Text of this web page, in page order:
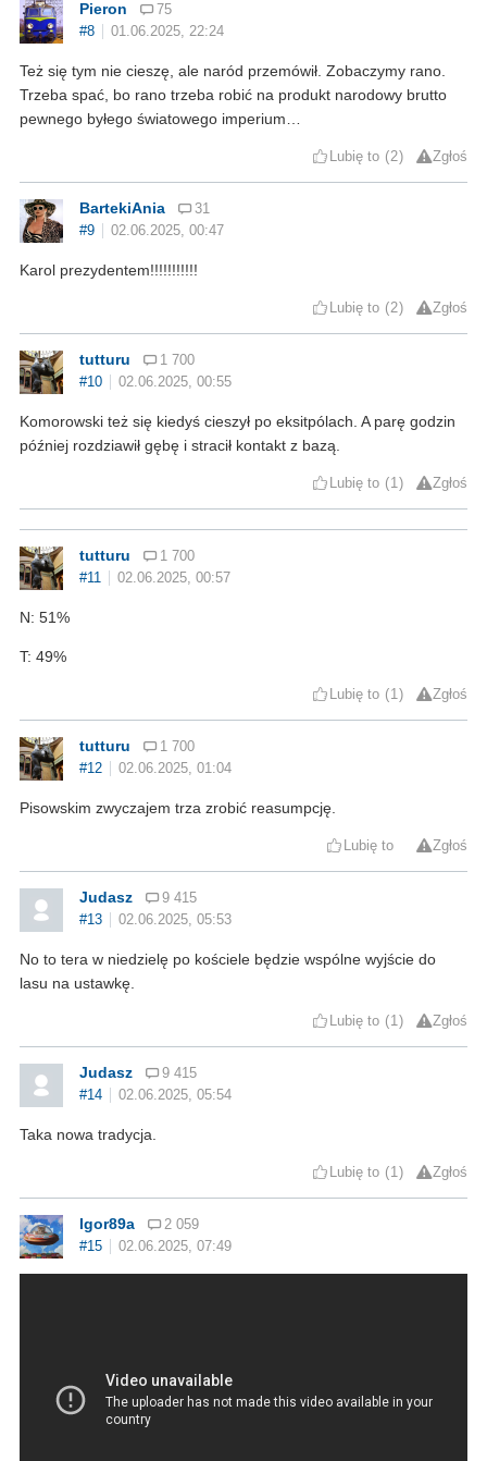
Pieron
75
#8
01.06.2025, 22:24
Też się tym nie cieszę, ale naród przemówił. Zobaczymy rano.
Trzeba spać, bo rano trzeba robić na produkt narodowy brutto
pewnego byłego światowego imperium…
Lubię to 2 Zgłoś
BartekiAnia
31
#9
02.06.2025, 00:47
Karol prezydentem!!!!!!!!!!!
Lubię to 2 Zgłoś
tutturu
1 700
#10
02.06.2025, 00:55
Komorowski też się kiedyś cieszył po eksitpólach. A parę godzin
później rozdziawił gębę i stracił kontakt z bazą.
Lubię to 1 Zgłoś
tutturu
1 700
#11
02.06.2025, 00:57
N: 51%
T: 49%
Lubię to 1 Zgłoś
tutturu
1 700
#12
02.06.2025, 01:04
Pisowskim zwyczajem trza zrobić reasumpcję.
Lubię to Zgłoś
Judasz
9 415
#13
02.06.2025, 05:53
No to tera w niedzielę po kościele będzie wspólne wyjście do
lasu na ustawkę.
Lubię to 1 Zgłoś
Judasz
9 415
#14
02.06.2025, 05:54
Taka nowa tradycja.
Lubię to 1 Zgłoś
Igor89a
2 059
#15
02.06.2025, 07:49